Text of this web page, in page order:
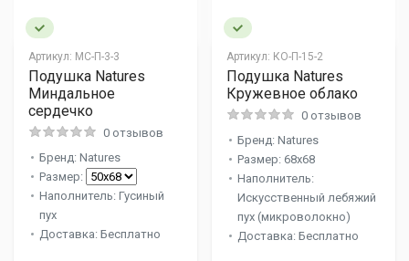
Артикул: МС-П-3-3
Подушка Natures
Миндальное
сердечко
0 отзывов
Бренд: Natures
Размер:
Наполнитель: Гусиный
пух
Доставка: Бесплатно
Артикул: КО-П-15-2
Подушка Natures
Кружевное облако
0 отзывов
Бренд: Natures
Размер: 68x68
Наполнитель:
Искусственный лебяжий
пух (микроволокно)
Доставка: Бесплатно